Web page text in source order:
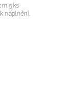
5ks
naplnění.